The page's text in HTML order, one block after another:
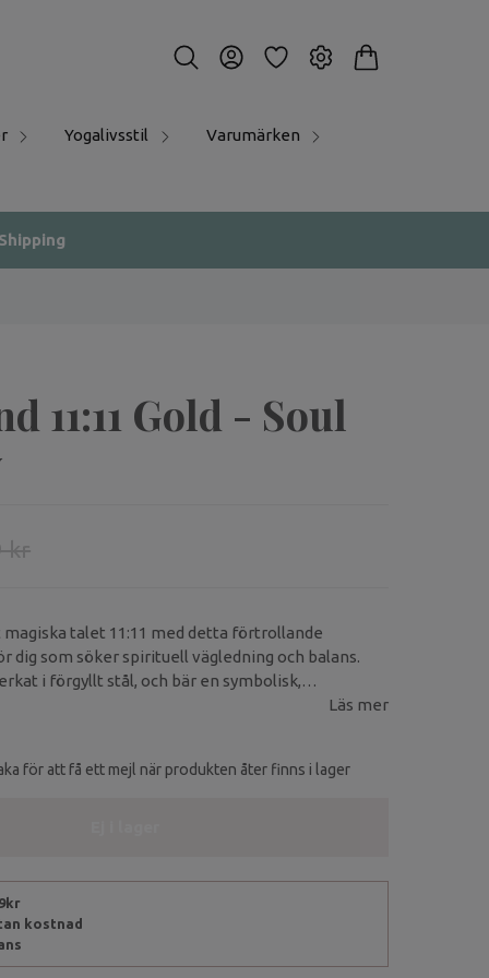
Yogalivsstil Varumärken
11:11 Gold - Soul
kr
magiska talet 11:11 med detta förtrollande
dig som söker spirituell vägledning och balans.
i förgyllt stål, och bär en symbolisk,
graverad med talet 11:11 – en påminnelse
Läs mer
för att få ett mejl när produkten åter finns i lager
kostnad